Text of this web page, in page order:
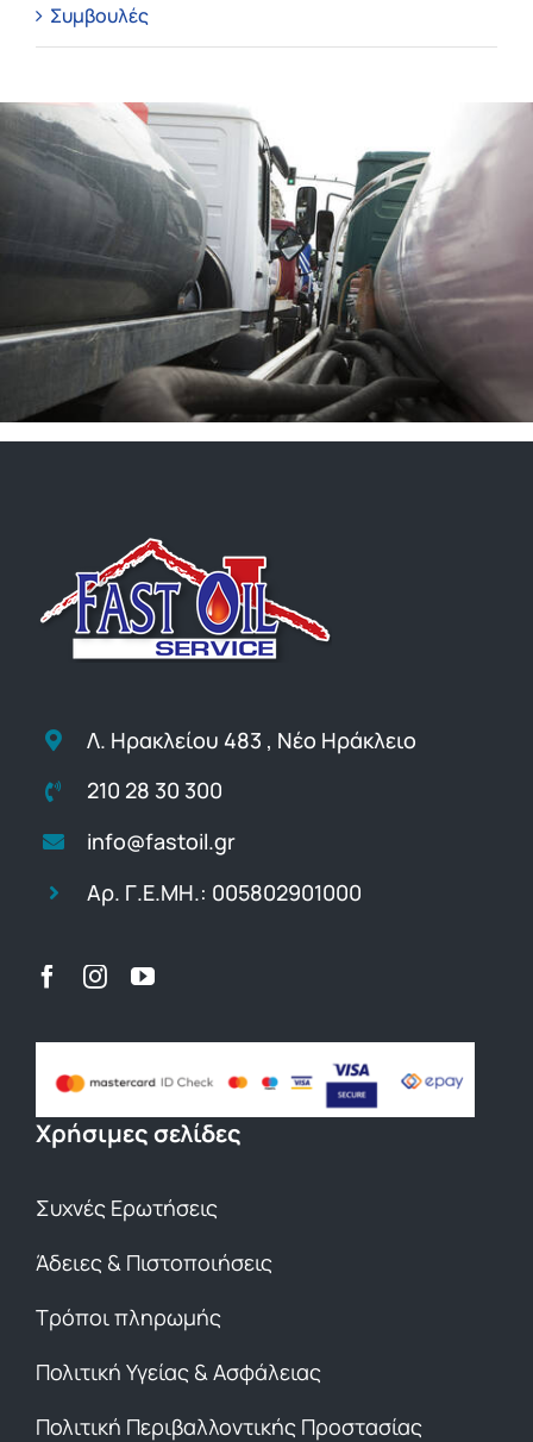
Συμβουλές
Λ. Ηρακλείου 483 , Νέο Ηράκλειο
210 28 30 300
info@fastoil.gr
Αρ. Γ.Ε.ΜΗ.: 005802901000
Χρήσιμες σελίδες
Συχνές Ερωτήσεις
Άδειες & Πιστοποιήσεις
Τρόποι πληρωμής
Πολιτική Υγείας & Ασφάλειας
Πολιτική Περιβαλλοντικής Προστασίας